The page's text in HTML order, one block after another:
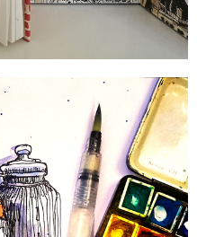
para el